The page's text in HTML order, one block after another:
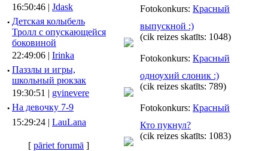
16:50:46 | Jdask
· Детская колыбель
Тролл с опускающейся
боковиной
22:49:06 | Irinka
· Паззлы и игры,
школьный рюкзак
19:30:51 | gvinevere
· Hа девочку 7-9
15:29:24 | LauLana
[ pāriet forumā ]
Fotokonkurs: Красный
выпускной :)
(cik reizes skatīts: 1048)
Fotokonkurs: Красный
одноухий слоник :)
(cik reizes skatīts: 789)
Fotokonkurs: Красный
Кто пукнул?
(cik reizes skatīts: 1083)